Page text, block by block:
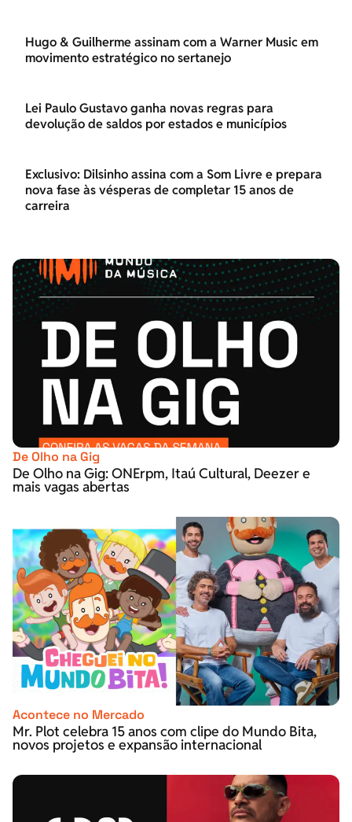
Hugo & Guilherme assinam com a Warner Music em
movimento estratégico no sertanejo
Lei Paulo Gustavo ganha novas regras para
devolução de saldos por estados e municípios
Exclusivo: Dilsinho assina com a Som Livre e prepara
nova fase às vésperas de completar 15 anos de
carreira
De Olho na Gig
De Olho na Gig: ONErpm, Itaú Cultural, Deezer e
mais vagas abertas
Acontece no Mercado
Mr. Plot celebra 15 anos com clipe do Mundo Bita,
novos projetos e expansão internacional